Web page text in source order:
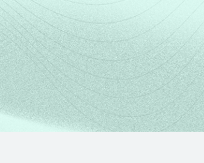
70
92
da entrevista. Respostas estimuladas.
outubro de 2012 e fevereiro de 2013.